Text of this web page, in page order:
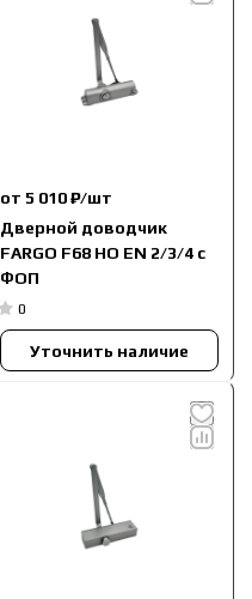
от 5 010 ₽/шт
Дверной доводчик
FARGO F68 НО EN 2/3/4 с
ФОП
0
Уточнить наличие